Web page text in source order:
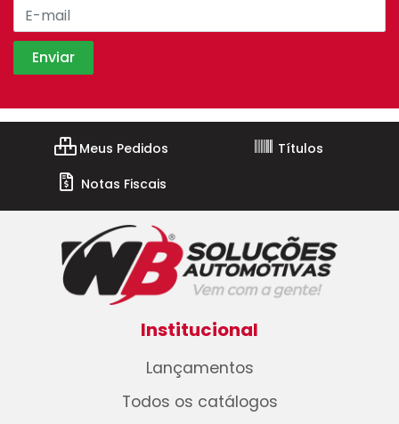
Meus Pedidos
Títulos
Notas Fiscais
Institucional
Lançamentos
Todos os catálogos